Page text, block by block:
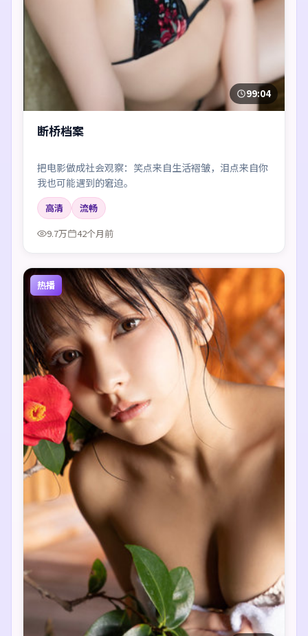
99:04
断桥档案
把电影做成社会观察：笑点来自生活褶皱，泪点来自你
我也可能遇到的窘迫。
高清
流畅
9.7万
42个月前
热播